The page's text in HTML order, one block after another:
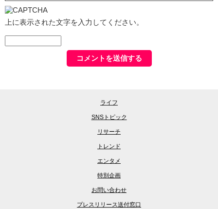
上に表示された文字を入力してください。
ライフ
SNSトピック
リサーチ
トレンド
エンタメ
特別企画
お問い合わせ
プレスリリース送付窓口